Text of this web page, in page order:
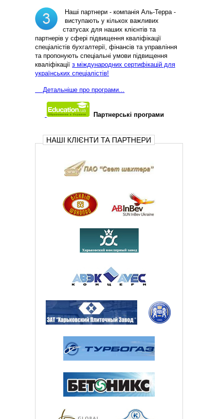
Наші партнери - компанія Аль-Терра -
виступають у кількох важливих
статусах для наших клієнтів та
партнерів у сфері підвищення кваліфікації
спеціалістів бухгалтерії, фінансів та управління
та пропонують спеціальні умови підвищення
кваліфікації з міждународних сертифікацій для
українських спеціалістів!
Детальніше про програми...
Партнерські програми
НАШІ КЛІЄНТИ ТА ПАРТНЕРИ